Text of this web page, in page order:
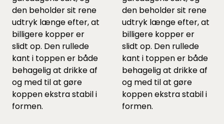
den beholder sit rene
udtryk længe efter, at
billigere kopper er
slidt op. Den rullede
kant i toppen er både
behagelig at drikke af
og med til at gøre
koppen ekstra stabil i
formen.
den beholder sit rene
udtryk længe efter, at
billigere kopper er
slidt op. Den rullede
kant i toppen er både
behagelig at drikke af
og med til at gøre
koppen ekstra stabil i
formen.